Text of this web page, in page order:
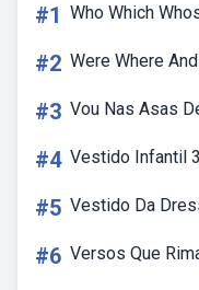
#1 Who Which
#2 Were Where
#3 Vou Nas Asas
#4 Vestido Infantil
#5 Vestido Da
#6 Versos Que